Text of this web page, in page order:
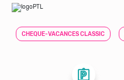
CHEQUE-VACANCES CLASSIC